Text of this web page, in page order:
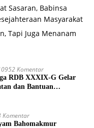
Sasaran, Babinsa
Masyarakat
Tapi Juga Menanam
Komentar
RDB XXXIX-G Gelar
dan Bantuan
Komentar
Bahomakmur